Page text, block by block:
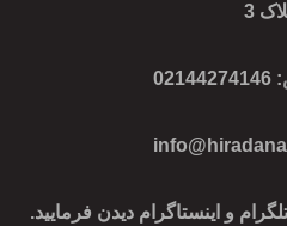
3
: 02144274146
و اینستاگرام دیدن فرمایید.